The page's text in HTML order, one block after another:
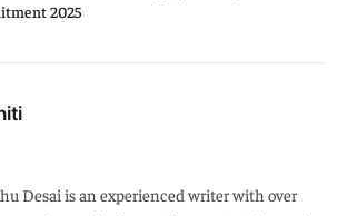
2025
Desai is an experienced writer with over